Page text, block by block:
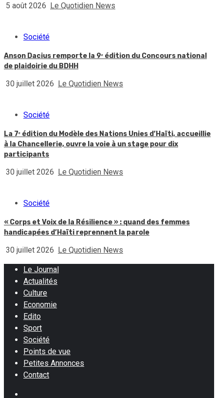
5 août 2026 Le Quotidien News
Société
Anson Dacius remporte la 9ᵉ édition du Concours national
de plaidoirie du BDHH
30 juillet 2026 Le Quotidien News
Société
La 7ᵉ édition du Modèle des Nations Unies d’Haïti, accueillie
à la Chancellerie, ouvre la voie à un stage pour dix
participants
30 juillet 2026 Le Quotidien News
Société
« Corps et Voix de la Résilience » : quand des femmes
handicapées d’Haïti reprennent la parole
30 juillet 2026 Le Quotidien News
Le Journal
Actualités
Culture
Economie
Edito
Sport
Société
Points de vue
Petites Annonces
Contact